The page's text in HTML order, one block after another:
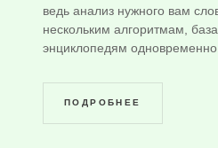
ведь анализ нужного вам
нескольким алгоритмам,
энциклопедям одновременно.
ПОДРОБНЕЕ